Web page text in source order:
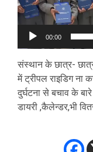
00:00
संस्थान के छात्र-
में ट्रीपल राइडिग
दुर्घटना से बचाव के
डायरी ,कैलेन्डर,भी